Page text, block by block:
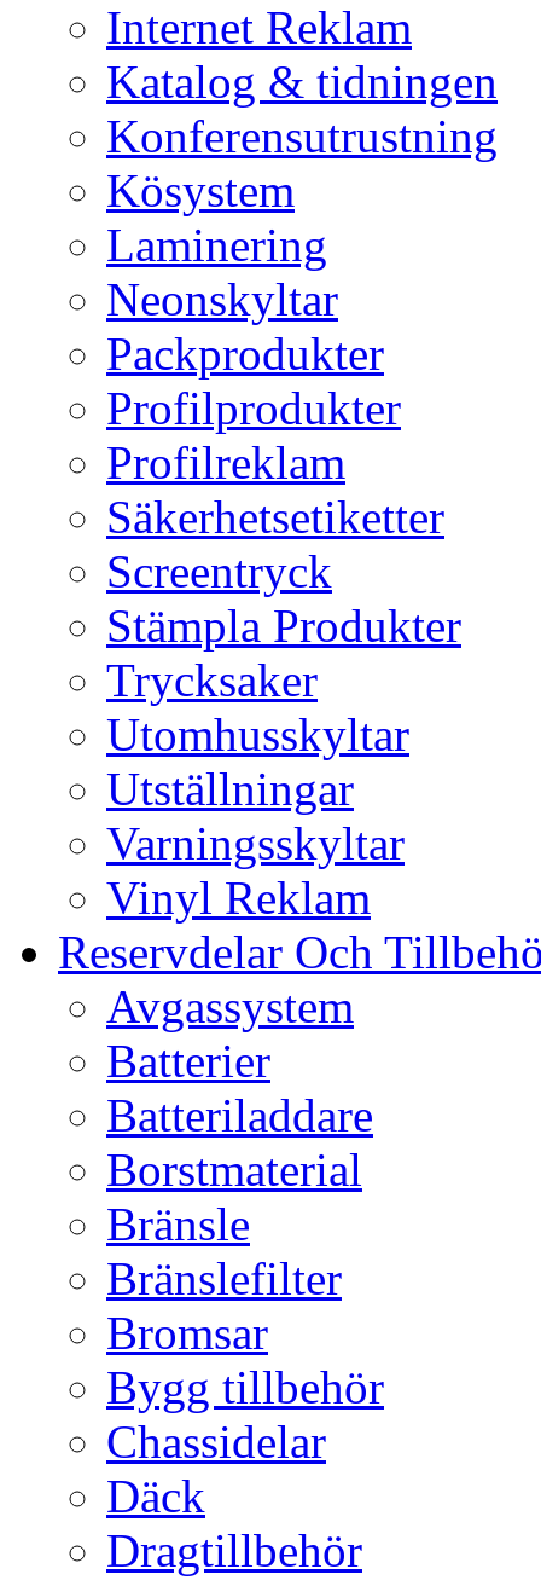
Internet Reklam
Katalog & tidningen
Konferensutrustning
Kösystem
Laminering
Neonskyltar
Packprodukter
Profilprodukter
Profilreklam
Säkerhetsetiketter
Screentryck
Stämpla Produkter
Trycksaker
Utomhusskyltar
Utställningar
Varningsskyltar
Vinyl Reklam
Reservdelar Och
Avgassystem
Batterier
Batteriladdare
Borstmaterial
Bränsle
Bränslefilter
Bromsar
Bygg tillbehör
Chassidelar
Däck
Dragtillbehör